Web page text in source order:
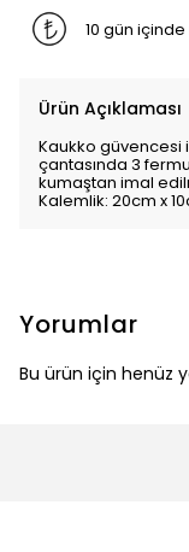
10 gün
Ürün Açıklaması
Kaukko güvencesi
çantasında 3
kumaştan imal
Kalemlik: 20cm x
Yorumlar
Bu ürün için henüz